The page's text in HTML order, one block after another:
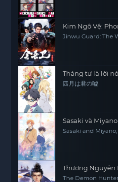
Kim Ngô Vệ:
Jinwu Guard: The
Tháng tư là lời
四月は君の嘘
Sasaki và Miyano
Sasaki and
Thương Nguyên
The Demon Hunter